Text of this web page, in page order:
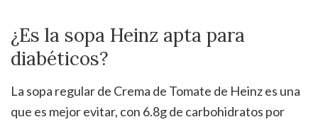
¿Es la sopa Heinz apta para
diabéticos?
La sopa regular de Crema de Tomate de Heinz es una
que es mejor evitar, con 6.8g de carbohidratos por